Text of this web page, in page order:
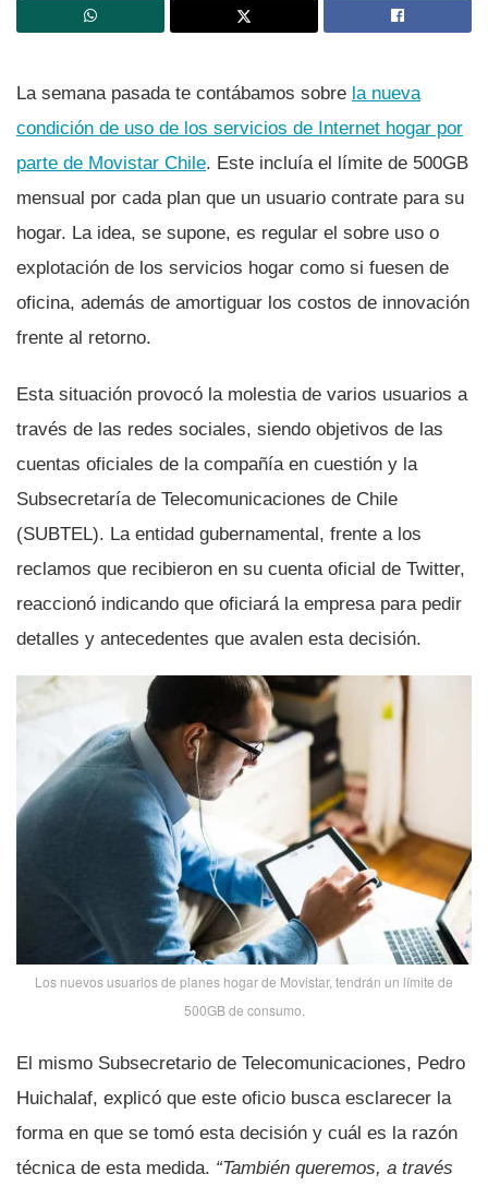
La semana pasada te contábamos sobre la nueva
condición de uso de los servicios de Internet hogar por
parte de Movistar Chile. Este incluí­a el lí­mite de 500GB
mensual por cada plan que un usuario contrate para su
hogar. La idea, se supone, es regular el sobre uso o
explotación de los servicios hogar como si fuesen de
oficina, además de amortiguar los costos de innovación
frente al retorno.
Esta situación provocó la molestia de varios usuarios a
través de las redes sociales, siendo objetivos de las
cuentas oficiales de la compañí­a en cuestión y la
Subsecretarí­a de Telecomunicaciones de Chile
(SUBTEL). La entidad gubernamental, frente a los
reclamos que recibieron en su cuenta oficial de Twitter,
reaccionó indicando que oficiará la empresa para pedir
detalles y antecedentes que avalen esta decisión.
Los nuevos usuarios de planes hogar de Movistar, tendrán un lí­mite de
500GB de consumo.
El mismo Subsecretario de Telecomunicaciones, Pedro
Huichalaf, explicó que este oficio busca esclarecer la
forma en que se tomó esta decisión y cuál es la razón
técnica de esta medida. “También queremos, a través